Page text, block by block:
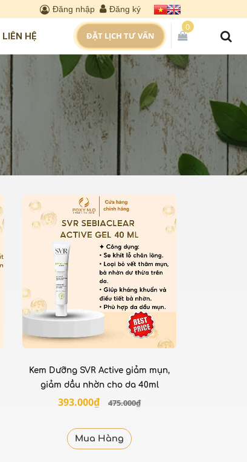
Đăng nhập Đăng ký
LIÊN HỆ ĐẶT LỊCH TƯ VẤN
0
Kem Dưỡng SVR Active giảm mụn,
giảm dầu nhờn cho da 40ml
393.000₫ 475.000₫
Mua Hàng